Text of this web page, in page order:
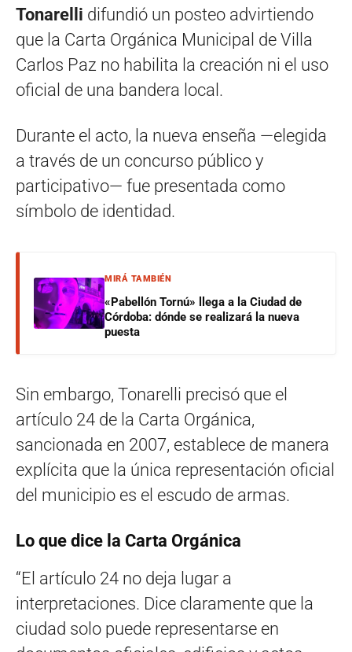
Tonarelli difundió un posteo advirtiendo
que la Carta Orgánica Municipal de Villa
Carlos Paz no habilita la creación ni el uso
oficial de una bandera local.
Durante el acto, la nueva enseña —elegida
a través de un concurso público y
participativo— fue presentada como
símbolo de identidad.
MIRÁ TAMBIÉN
«Pabellón Tornú» llega a la Ciudad de
Córdoba: dónde se realizará la nueva
puesta
Sin embargo, Tonarelli precisó que el
artículo 24 de la Carta Orgánica,
sancionada en 2007, establece de manera
explícita que la única representación oficial
del municipio es el escudo de armas.
Lo que dice la Carta Orgánica
“El artículo 24 no deja lugar a
interpretaciones. Dice claramente que la
ciudad solo puede representarse en